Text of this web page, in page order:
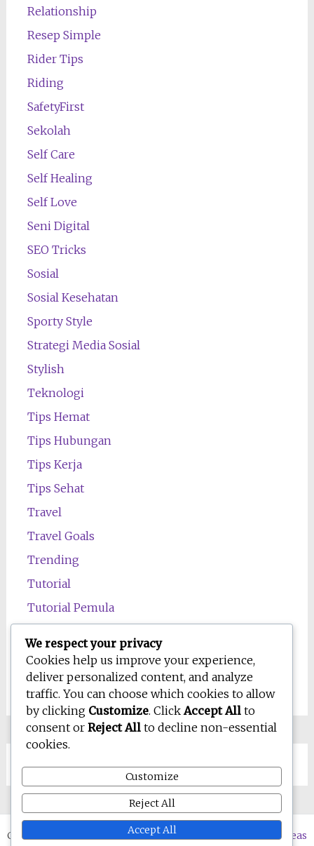
Relationship
Resep Simple
Rider Tips
Riding
SafetyFirst
Sekolah
Self Care
Self Healing
Self Love
Seni Digital
SEO Tricks
Sosial
Sosial Kesehatan
Sporty Style
Strategi Media Sosial
Stylish
Teknologi
Tips Hemat
Tips Hubungan
Tips Kerja
Tips Sehat
Travel
Travel Goals
Trending
Tutorial
Tutorial Pemula
Wawasan
Wellness
Copyright © 2026
WD-IQ.com | Personal Blog & Digital Ideas
We respect your privacy
Cookies help us improve your experience,
deliver personalized content, and analyze
traffic. You can choose which cookies to allow
by clicking Customize. ClickAccept All to
consent or Reject All to decline non-essential
cookies.
Customize
Reject All
Accept All